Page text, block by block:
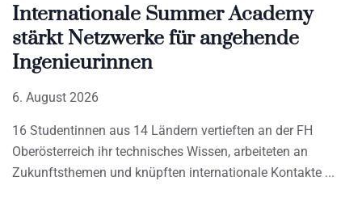
Internationale Summer Academy
stärkt Netzwerke für angehende
Ingenieurinnen
6. August 2026
16 Studentinnen aus 14 Ländern vertieften an der FH
Oberösterreich ihr technisches Wissen, arbeiteten an
Zukunftsthemen und knüpften internationale Kontakte